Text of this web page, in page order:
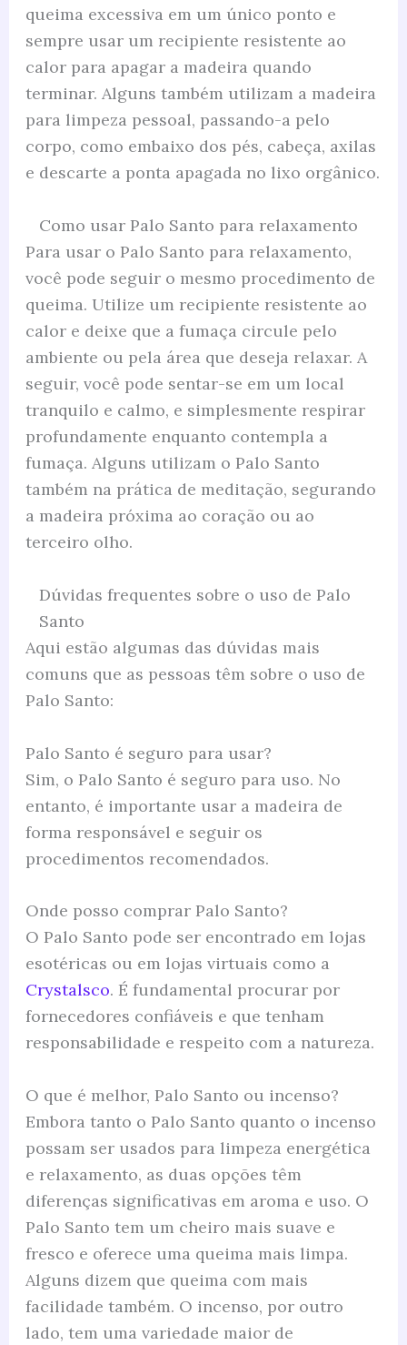
queima excessiva em um único ponto e
sempre usar um recipiente resistente ao
calor para apagar a madeira quando
terminar. Alguns também utilizam a madeira
para limpeza pessoal, passando-a pelo
corpo, como embaixo dos pés, cabeça, axilas
e descarte a ponta apagada no lixo orgânico.
Como usar Palo Santo para relaxamento
Para usar o Palo Santo para relaxamento,
você pode seguir o mesmo procedimento de
queima. Utilize um recipiente resistente ao
calor e deixe que a fumaça circule pelo
ambiente ou pela área que deseja relaxar. A
seguir, você pode sentar-se em um local
tranquilo e calmo, e simplesmente respirar
profundamente enquanto contempla a
fumaça. Alguns utilizam o Palo Santo
também na prática de meditação, segurando
a madeira próxima ao coração ou ao
terceiro olho.
Dúvidas frequentes sobre o uso de Palo
Santo
Aqui estão algumas das dúvidas mais
comuns que as pessoas têm sobre o uso de
Palo Santo:
Palo Santo é seguro para usar?
Sim, o Palo Santo é seguro para uso. No
entanto, é importante usar a madeira de
forma responsável e seguir os
procedimentos recomendados.
Onde posso comprar Palo Santo?
O Palo Santo pode ser encontrado em lojas
esotéricas ou em lojas virtuais como a
Crystalsco. É fundamental procurar por
fornecedores confiáveis e que tenham
responsabilidade e respeito com a natureza.
O que é melhor, Palo Santo ou incenso?
Embora tanto o Palo Santo quanto o incenso
possam ser usados para limpeza energética
e relaxamento, as duas opções têm
diferenças significativas em aroma e uso. O
Palo Santo tem um cheiro mais suave e
fresco e oferece uma queima mais limpa.
Alguns dizem que queima com mais
facilidade também. O incenso, por outro
lado, tem uma variedade maior de